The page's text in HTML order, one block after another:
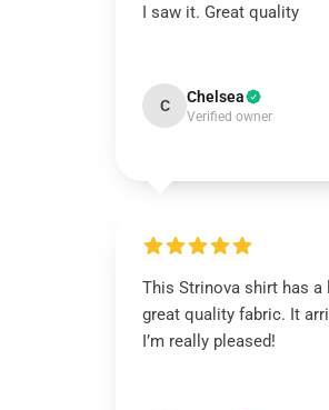
I saw it. Great quality
C Chelsea
Verified owner
This Strinova shirt has a
great quality fabric. It
I’m really pleased!